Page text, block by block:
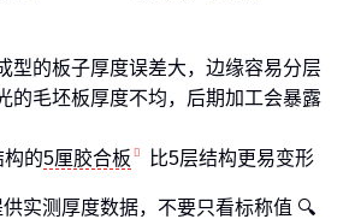
型的板子厚度误差大，边缘容易分层
的毛坯板厚度不均，后期加工会暴露
构的5厘胶合板 比5层结构更易变形
实测厚度数据，不要只看标称值 🔍